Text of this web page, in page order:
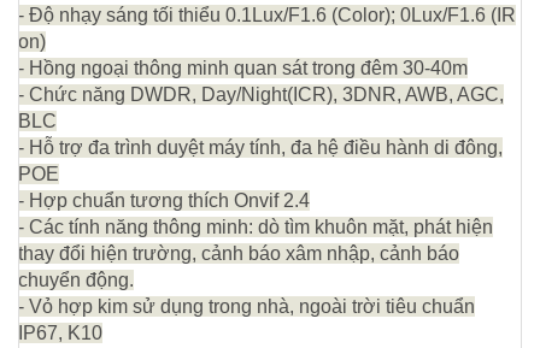
- Độ nhạy sáng tối thiểu 0.1Lux/F1.6 (Color); 0Lux/F1.6 (IR
on)
- Hồng ngoại thông minh quan sát trong đêm 30-40m
- Chức năng DWDR, Day/Night(ICR), 3DNR, AWB, AGC,
BLC
- Hỗ trợ đa trình duyệt máy tính, đa hệ điều hành di đông,
POE
- Hợp chuẩn tương thích Onvif 2.4
- Các tính năng thông minh: dò tìm khuôn mặt, phát hiện
thay đổi hiện trường, cảnh báo xâm nhập, cảnh báo
chuyển động.
- Vỏ hợp kim sử dụng trong nhà, ngoài trời tiêu chuẩn
IP67, K10